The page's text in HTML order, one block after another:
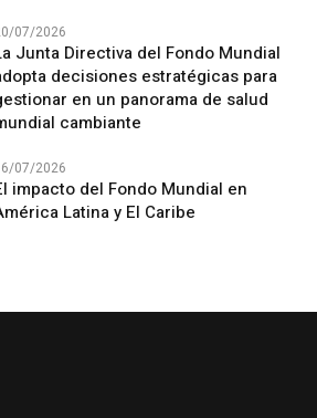
07/2026
Junta Directiva del Fondo Mundial
decisiones estratégicas para
en un panorama de salud
cambiante
07/2026
impacto del Fondo Mundial en
Latina y El Caribe